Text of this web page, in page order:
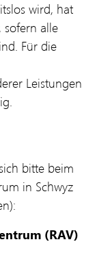
wird, hat
sofern alle
Für die
Leistungen
bitte beim
in Schwyz
(RAV)